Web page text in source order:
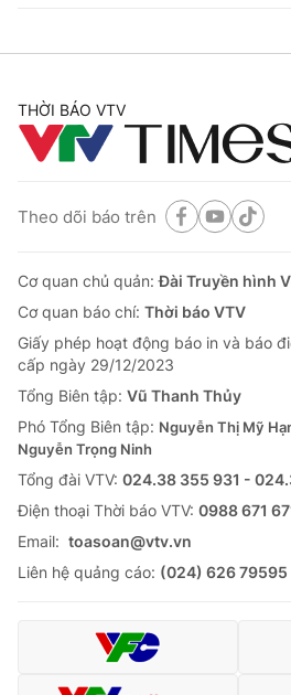
THỜI BÁO VTV
Theo dõi báo trên
Cơ quan chủ quản:Đài Truyền hình
Cơ quan báo chí: Thời báo VTV
Giấy phép hoạt động báo in và báo
cấp ngày 29/12/2023
Tổng Biên tập: Vũ Thanh Thủy
Phó Tổng Biên tập: Nguyễn Thị Mỹ
Nguyễn Trọng Ninh
Tổng đài VTV: 024.38 355 931 -
Ðiện thoại Thời báo VTV: 0988 671
Email: toasoan@vtv.vn
Liên hệ quảng cáo: (024) 626 79595